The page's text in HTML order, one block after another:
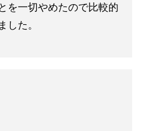
を一切やめたので比較的
した。